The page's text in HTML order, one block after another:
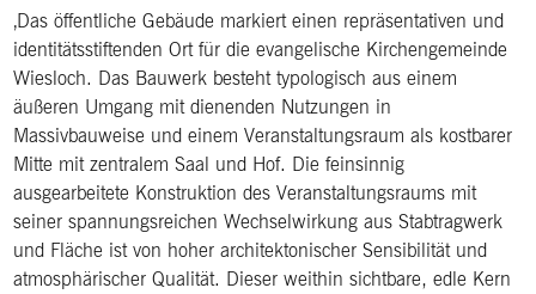
‚Das öffentliche Gebäude markiert einen repräsentativen und
identitätsstiftenden Ort für die evangelische Kirchengemeinde
Wiesloch. Das Bauwerk besteht typologisch aus einem
äußeren Umgang mit dienenden Nutzungen in
Massivbauweise und einem Veranstaltungsraum als kostbarer
Mitte mit zentralem Saal und Hof. Die feinsinnig
ausgearbeitete Konstruktion des Veranstaltungsraums mit
seiner spannungsreichen Wechselwirkung aus Stabtragwerk
und Fläche ist von hoher architektonischer Sensibilität und
atmosphärischer Qualität. Dieser weithin sichtbare, edle Kern